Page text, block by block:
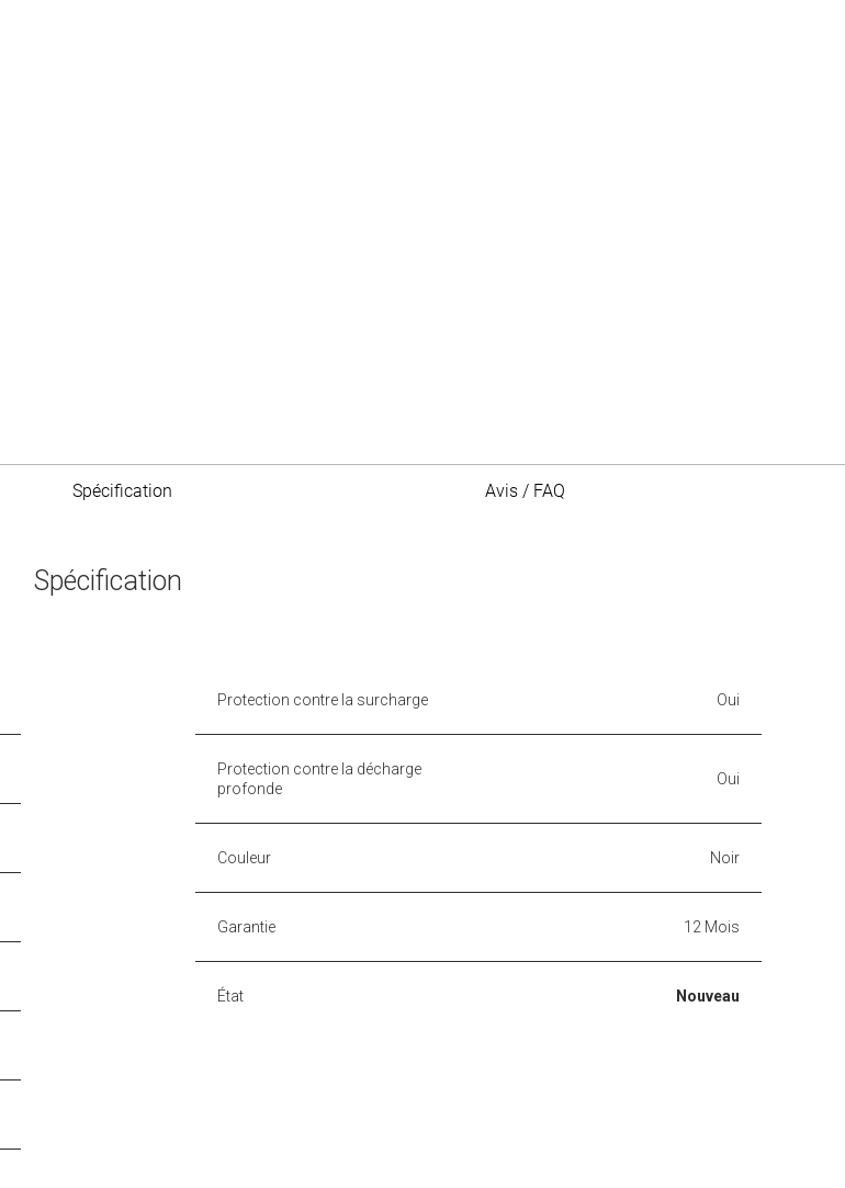
Spécification Avis / FAQ
Spécification
Protection contre la surcharge Oui
Protection contre la décharge
profonde
Oui
Couleur Noir
Garantie 12 Mois
État Nouveau